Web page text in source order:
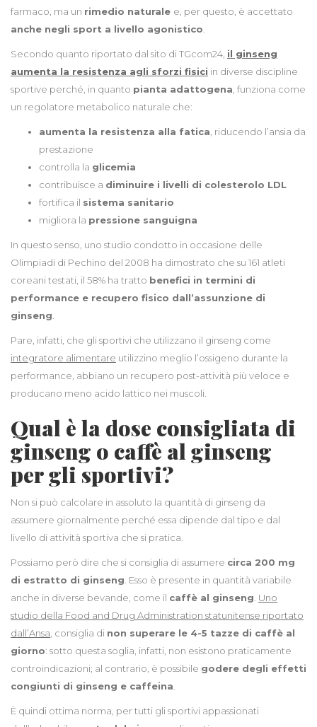
farmaco, ma un rimedio naturale e, per questo, è accettato
anche negli sport a livello agonistico
Secondo quanto riportato dal sito di TGcom24, il ginseng
aumenta la resistenza agli sforzi fisici in diverse discipline
sportive perché, in quanto pianta adattogena , funziona come
un regolatore metabolico naturale che:
aumenta la resistenza alla fatica , riducendo l’ansia da
prestazione
controlla la glicemia
contribuisce a diminuire i livelli di colesterolo LDL
fortifica il sistema sanitario
migliora la pressione sanguigna
In questo senso, uno studio condotto in occasione delle
Olimpiadi di Pechino del 2008 ha dimostrato che su 161 atleti
coreani testati, il 58% ha tratto benefici in termini di
performance e recupero fisico dall’assunzione di
ginseng
Pare, infatti, che gli sportivi che utilizzano il ginseng come
integratore alimentare utilizzino meglio l’ossigeno durante la
performance, abbiano un recupero post-attività più veloce e
producano meno acido lattico nei muscoli.
Qual è la dose consigliata di
ginseng o caffè al ginseng
per gli sportivi?
Non si può calcolare in assoluto la quantità di ginseng da
assumere giornalmente perché essa dipende dal tipo e dal
livello di attività sportiva che si pratica.
Possiamo però dire che si consiglia di assumere circa 200 mg
di estratto di ginseng . Esso è presente in quantità variabile
anche in diverse bevande, come il caffè al ginseng Uno
studio della Food and Drug Administration statunitense riportato
dall’Ansa , consiglia di non superare le 4-5 tazze di caffè al
giorno: sotto questa soglia, infatti, non esistono praticamente
controindicazioni; al contrario, è possibile godere degli effetti
congiunti di ginseng e caffeina
È quindi ottima norma, per tutti gli sportivi appassionati